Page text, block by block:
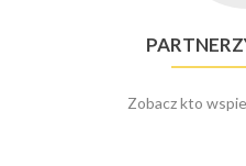
Zobacz kto